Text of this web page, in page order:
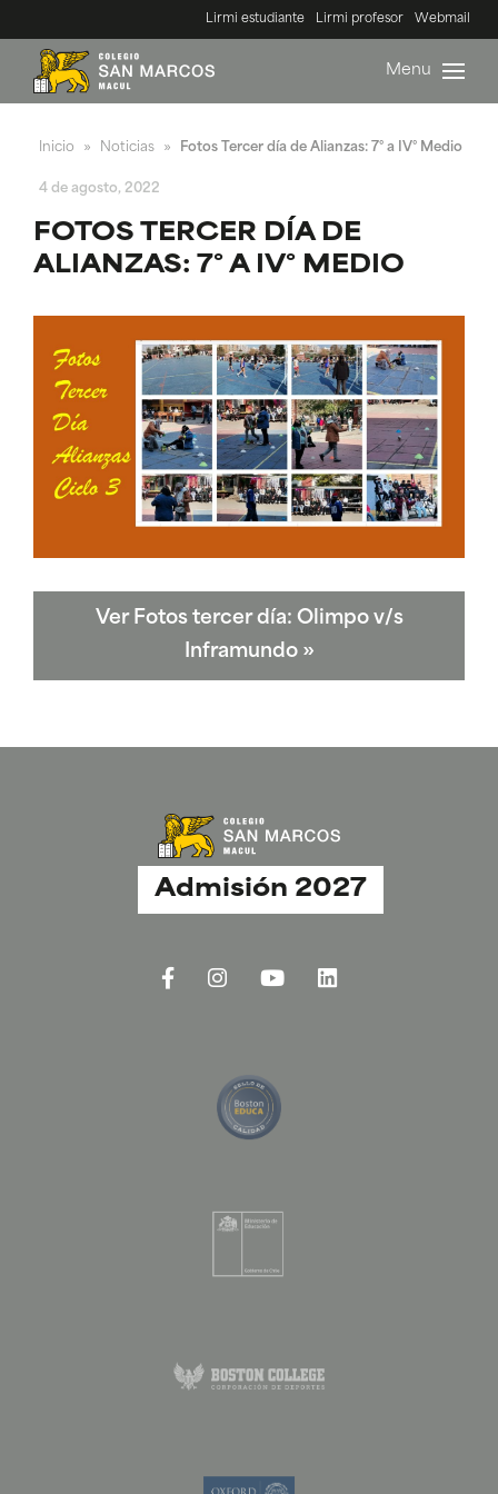
Lirmi estudiante Lirmi profesor Webmail
Menu
Inicio » Noticias » Fotos Tercer día de Alianzas: 7° a IV° Medio
4 de agosto, 2022
FOTOS TERCER DÍA DE
ALIANZAS: 7° A IV° MEDIO
Ver Fotos tercer día: Olimpo v/s
Inframundo »
Admisión 2027